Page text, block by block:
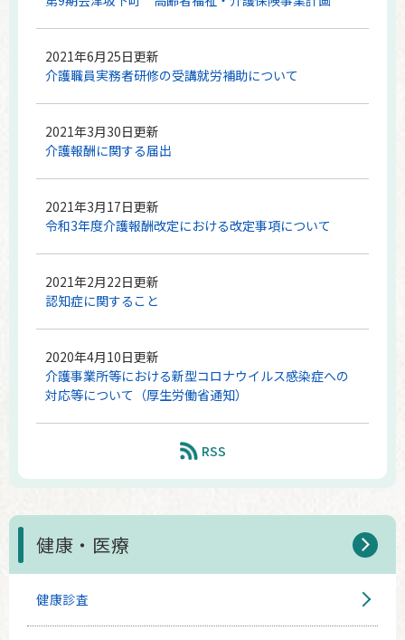
2021年6月25日更新
介護職員実務者研修の受講就労補助について
2021年3月30日更新
介護報酬に関する届出
2021年3月17日更新
令和3年度介護報酬改定における改定事項について
2021年2月22日更新
認知症に関すること
2020年4月10日更新
介護事業所等における新型コロナウイルス感染症への
対応等について（厚生労働省通知）
RSS
健康・医療
健康診査